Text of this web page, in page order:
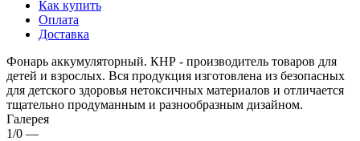
Как купить
Оплата
Доставка
Фонарь аккумуляторный. КНР - производитель товаров для
детей и взрослых. Вся продукция изготовлена из безопасных
для детского здоровья нетоксичных материалов и отличается
тщательно продуманным и разнообразным дизайном.
Галерея
1/0 —